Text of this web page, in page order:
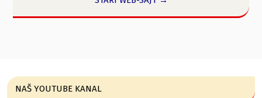
NAŠ YOUTUBE KANAL